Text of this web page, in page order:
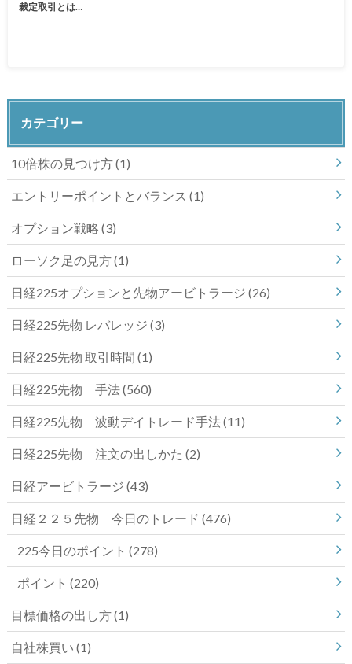
裁定取引とは…
カテゴリー
10倍株の見つけ方(1)
エントリーポイントとバランス (1)
オプション戦略 (3)
ローソク足の見方(1)
日経225オプションと先物アービトラージ (26)
日経225先物 レバレッジ (3)
日経225先物 取引時間 (1)
日経225先物 手法(560)
日経225先物 波動デイトレード手法(11)
日経225先物 注文の出しかた (2)
日経アービトラージ (43)
日経２２５先物 今日のトレード (476)
225今日のポイント (278)
ポイント (220)
目標価格の出し方(1)
自社株買い (1)